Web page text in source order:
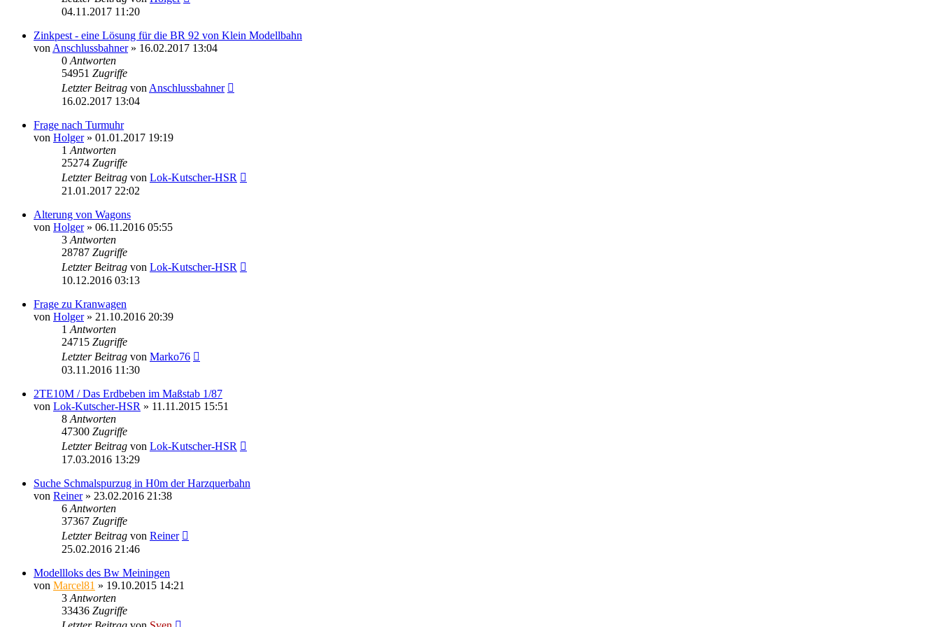
04.11.2017 11:20
Zinkpest - eine Lösung für die BR 92 von Klein Modellbahn
von Anschlussbahner» 16.02.2017 13:04
0 Antworten
54951 Zugriffe
Letzter Beitrag von Anschlussbahner
16.02.2017 13:04
Frage nach Turmuhr
von Holger» 01.01.2017 19:19
1 Antworten
25274 Zugriffe
Letzter Beitrag von Lok-Kutscher-HSR
21.01.2017 22:02
Alterung von Wagons
von Holger» 06.11.2016 05:55
3 Antworten
28787 Zugriffe
Letzter Beitrag von Lok-Kutscher-HSR
10.12.2016 03:13
Frage zu Kranwagen
von Holger» 21.10.2016 20:39
1 Antworten
24715 Zugriffe
Letzter Beitrag von Marko76
03.11.2016 11:30
2TE10M / Das Erdbeben im Maßstab 1/87
von Lok-Kutscher-HSR » 11.11.2015 15:51
8 Antworten
47300 Zugriffe
Letzter Beitrag von Lok-Kutscher-HSR
17.03.2016 13:29
Suche Schmalspurzug in H0m der Harzquerbahn
von Reiner» 23.02.2016 21:38
6 Antworten
37367 Zugriffe
Letzter Beitrag von Reiner
25.02.2016 21:46
Modellloks des Bw Meiningen
von Marcel81 » 19.10.2015 14:21
3 Antworten
33436 Zugriffe